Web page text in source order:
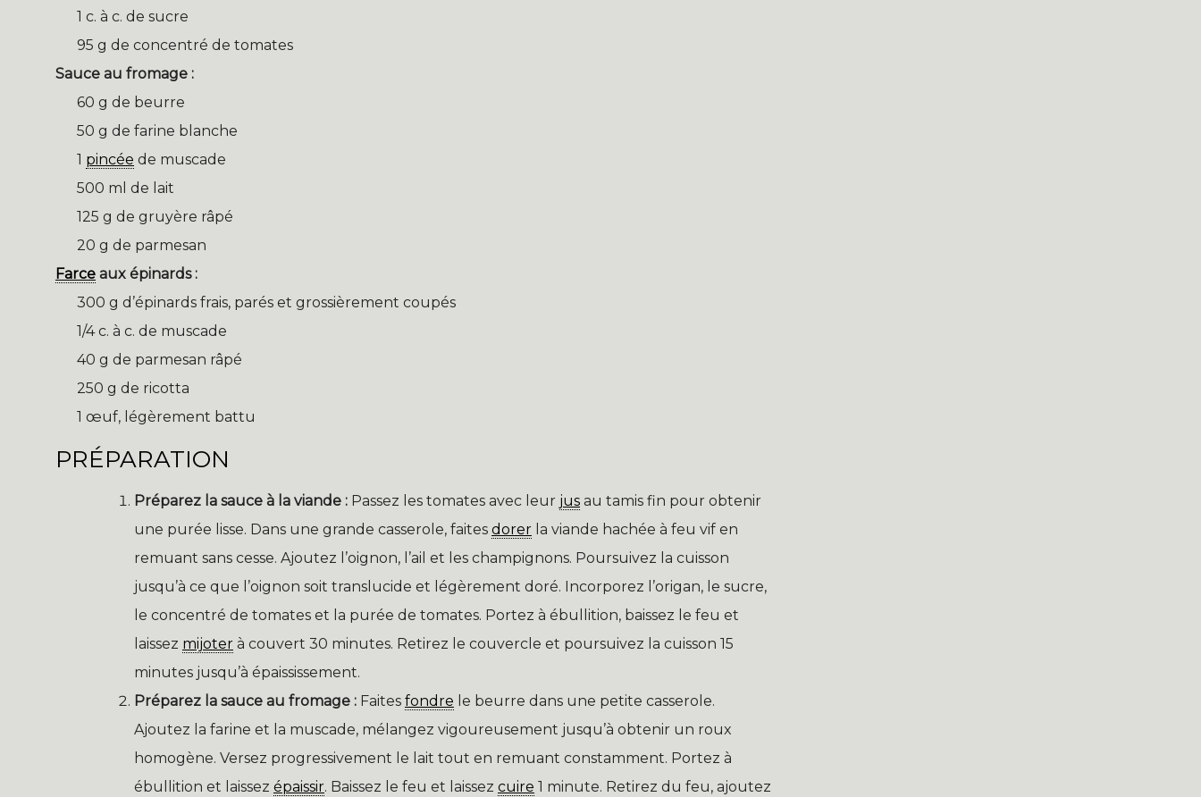
1 c. à c. de sucre
95 g de concentré de tomates
Sauce au fromage :
60 g de beurre
50 g de farine blanche
1 pincée de muscade
500 ml de lait
125 g de gruyère râpé
20 g de parmesan
Farce aux épinards :
300 g d’épinards frais, parés et grossièrement coupés
1/4 c. à c. de muscade
40 g de parmesan râpé
250 g de ricotta
1 œuf, légèrement battu
PRÉPARATION
Préparez la sauce à la viande : Passez les tomates avec leur jus au tamis fin pour obtenir
une purée lisse. Dans une grande casserole, faites dorer la viande hachée à feu vif en
remuant sans cesse. Ajoutez l’oignon, l’ail et les champignons. Poursuivez la cuisson
jusqu’à ce que l’oignon soit translucide et légèrement doré. Incorporez l’origan, le sucre,
le concentré de tomates et la purée de tomates. Portez à ébullition, baissez le feu et
laissez mijoter à couvert 30 minutes. Retirez le couvercle et poursuivez la cuisson 15
minutes jusqu’à épaississement.
Préparez la sauce au fromage : Faites fondre le beurre dans une petite casserole.
Ajoutez la farine et la muscade, mélangez vigoureusement jusqu’à obtenir un roux
homogène. Versez progressivement le lait tout en remuant constamment. Portez à
ébullition et laissez épaissir. Baissez le feu et laissez cuire 1 minute. Retirez du feu, ajoutez